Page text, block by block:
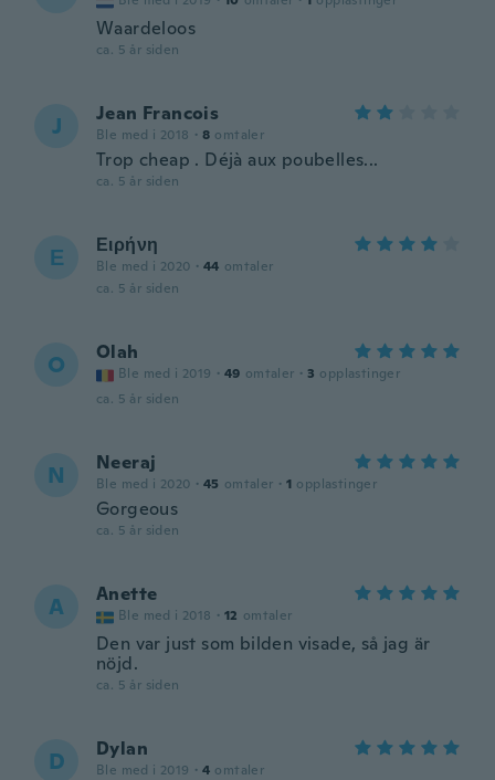
Waardeloos
ca. 5 år siden
J Jean Francois
Ble med i 2018 · 8 omtaler
Trop cheap . Déjà aux poubelles...
ca. 5 år siden
Ε Ειρήνη
Ble med i 2020 · 44 omtaler
ca. 5 år siden
O Olah
Ble med i 2019 · 49 omtaler · 3 opplastinger
ca. 5 år siden
N Neeraj
Ble med i 2020 · 45 omtaler · 1 opplastinger
Gorgeous
ca. 5 år siden
A Anette
Ble med i 2018 · 12 omtaler
Den var just som bilden visade, så jag är
nöjd.
ca. 5 år siden
D Dylan
Ble med i 2019 · 4 omtaler